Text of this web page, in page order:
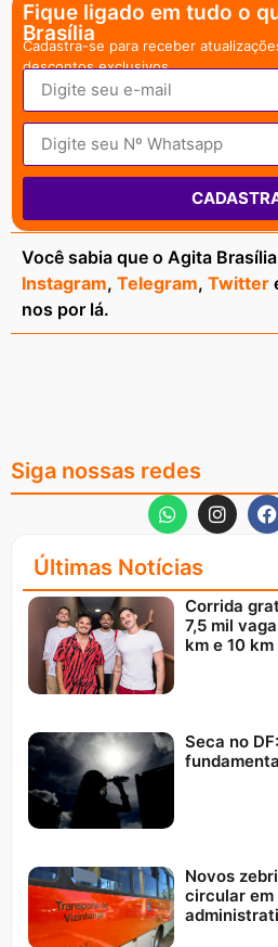
Fique ligado em tudo o
Brasília
Cadastra-se para receber
descontos exclusivos.
Você sabia que o Agita
Instagram, Telegram, Twitter
nos por lá.
Siga nossas redes
Últimas Notícias
Corrida
7,5 mil
km e 10 km
Seca no
Novos
circular em